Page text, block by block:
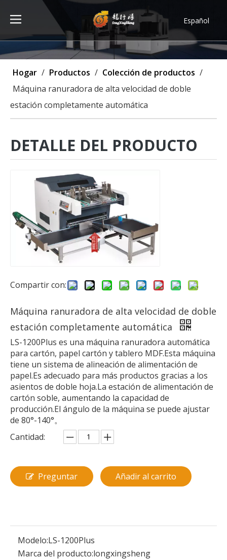
Español
Türk dili
ไทย
Deutsch
Français
العربية
Hogar / Productos / Colección de productos /
Máquina ranuradora de alta velocidad de doble
estación completamente automática
DETALLE DEL PRODUCTO
Compartir con:
Máquina ranuradora de alta velocidad de doble
estación completamente automática
LS-1200Plus es una máquina ranuradora automática
para cartón, papel cartón y tablero MDF.Esta máquina
tiene un sistema de alineación de alimentación de
papel.Es adecuado para más productos gracias a los
asientos de doble hoja.La estación de alimentación de
cartón soble, aumentando la capacidad de
producción.El ángulo de la máquina se puede ajustar
de 80°-140°。
Cantidad:
Preguntar Añadir al carrito
Modelo:LS-1200Plus
Marca del producto:longxingsheng